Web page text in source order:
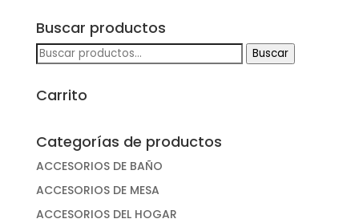
Buscar productos
Buscar
por:
Buscar
Carrito
Categorías de productos
ACCESORIOS DE BAÑO
ACCESORIOS DE MESA
ACCESORIOS DEL HOGAR